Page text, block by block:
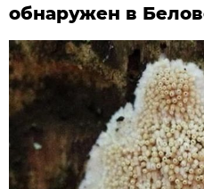
обнаружен в